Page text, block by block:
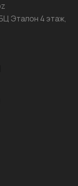
Эталон 4 этаж,